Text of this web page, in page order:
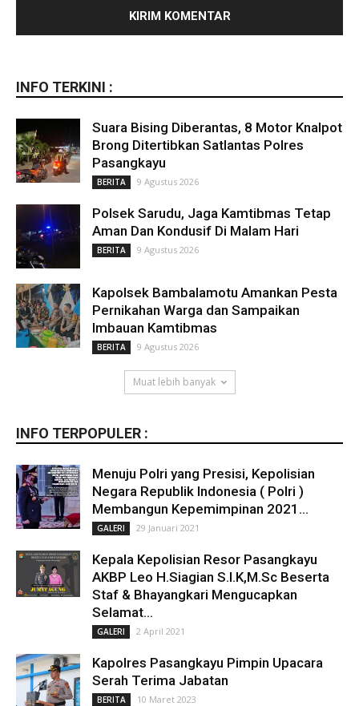
INFO TERKINI :
Suara Bising Diberantas, 8 Motor Knalpot
Brong Ditertibkan Satlantas Polres
Pasangkayu
BERITA 9 Agustus 2026
Polsek Sarudu, Jaga Kamtibmas Tetap
Aman Dan Kondusif Di Malam Hari
BERITA 9 Agustus 2026
Kapolsek Bambalamotu Amankan Pesta
Pernikahan Warga dan Sampaikan
Imbauan Kamtibmas
BERITA 9 Agustus 2026
Muat lebih banyak
INFO TERPOPULER :
Menuju Polri yang Presisi, Kepolisian
Negara Republik Indonesia ( Polri )
Membangun Kepemimpinan 2021...
GALERI 29 Januari 2021
Kepala Kepolisian Resor Pasangkayu
AKBP Leo H.Siagian S.I.K,M.Sc Beserta
Staf & Bhayangkari Mengucapkan
Selamat...
GALERI 2 April 2021
Kapolres Pasangkayu Pimpin Upacara
Serah Terima Jabatan
BERITA 10 Maret 2023